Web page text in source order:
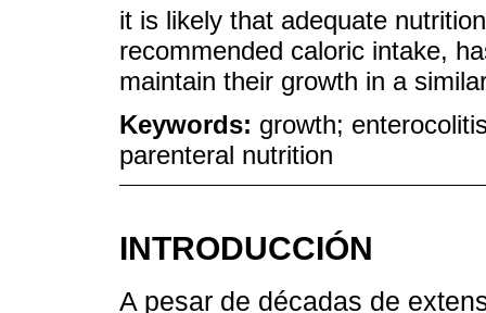
it is likely that adequate
recommended caloric intake,
maintain their growth in a
Keywords: growth;
parenteral nutrition
INTRODUCCIÓN
A pesar de décadas de